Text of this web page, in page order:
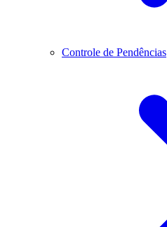
Controle de Pendências